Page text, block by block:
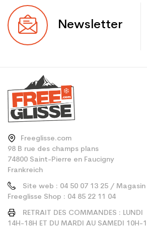
Newsletter
Freeglisse.com
98 B rue des champs plans
74800 Saint-Pierre en Faucigny
Frankreich
Site web : 04 50 07 13 25 / Magasin
Freeglisse Shop : 04 85 22 11 04
RETRAIT DES COMMANDES : LUNDI
14H-18H ET DU MARDI AU SAMEDI 10H-